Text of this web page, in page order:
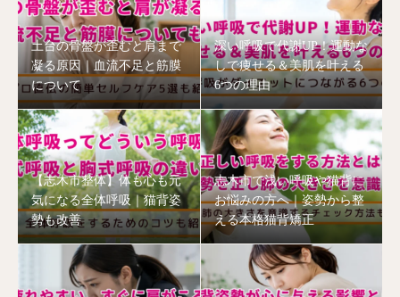
土台の骨盤が歪むと肩まで
凝る原因｜血流不足と筋膜
について
深い呼吸で代謝UP！運動な
しで痩せる＆美肌を叶える
6つの理由
【志木市整体】体も心も元
気になる全体呼吸｜猫背姿
勢も改善
志木市で浅い呼吸や猫背に
お悩みの方へ｜姿勢から整
える本格猫背矯正